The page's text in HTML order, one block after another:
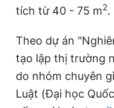
tích từ 40 - 75 m2.
Theo dự án
tạo lập thị trường
do nhóm chuyên
Luật (Đại học